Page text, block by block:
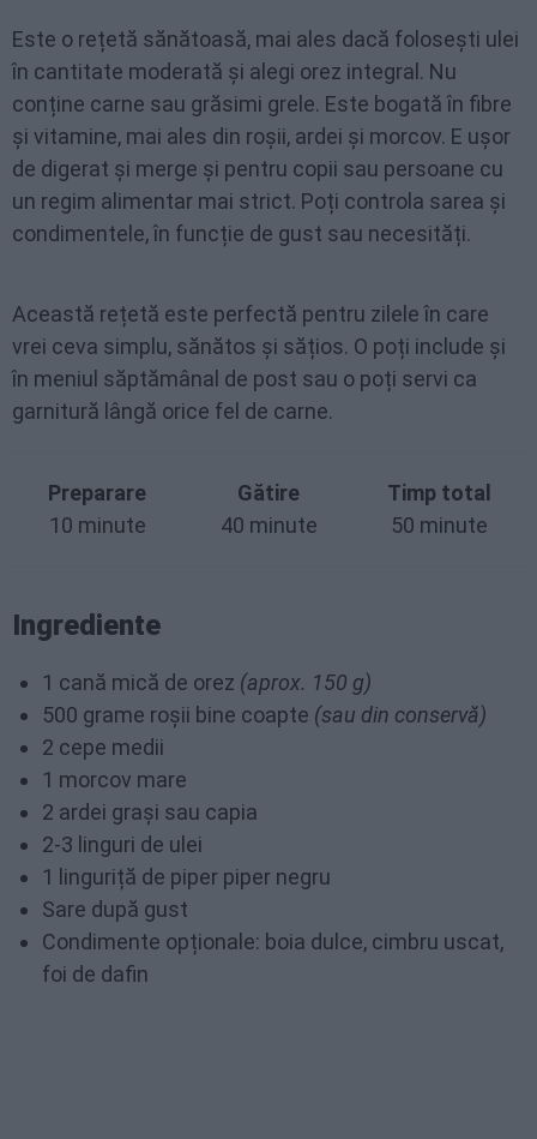
Este o rețetă sănătoasă, mai ales dacă folosești ulei
în cantitate moderată și alegi orez integral. Nu
conține carne sau grăsimi grele. Este bogată în fibre
și vitamine, mai ales din roșii, ardei și morcov. E ușor
de digerat și merge și pentru copii sau persoane cu
un regim alimentar mai strict. Poți controla sarea și
condimentele, în funcție de gust sau necesități.
Această rețetă este perfectă pentru zilele în care
vrei ceva simplu, sănătos și sățios. O poți include și
în meniul săptămânal de post sau o poți servi ca
garnitură lângă orice fel de carne.
Preparare
10 minute
Gătire
40 minute
Timp total
50 minute
Ingrediente
1 cană mică de orez (aprox. 150 g)
500 grame roșii bine coapte (sau din conservă)
2 cepe medii
1 morcov mare
2 ardei grași sau capia
2-3 linguri de ulei
1 linguriță de piper piper negru
Sare după gust
Condimente opționale: boia dulce, cimbru uscat,
foi de dafin